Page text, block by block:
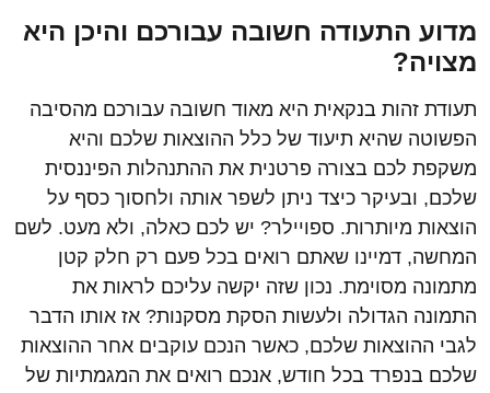
מדוע התעודה חשובה עבורכם והיכן היא
מצויה?
תעודת זהות בנקאית היא מאוד חשובה עבורכם מהסיבה
הפשוטה שהיא תיעוד של כלל ההוצאות שלכם והיא
משקפת לכם בצורה פרטנית את ההתנהלות הפיננסית
שלכם, ובעיקר כיצד ניתן לשפר אותה ולחסוך כסף על
הוצאות מיותרות. ספויילר? יש לכם כאלה, ולא מעט. לשם
המחשה, דמיינו שאתם רואים בכל פעם רק חלק קטן
מתמונה מסוימת. נכון שזה יקשה עליכם לראות את
התמונה הגדולה ולעשות הסקת מסקנות? אז אותו הדבר
לגבי ההוצאות שלכם, כאשר הנכם עוקבים אחר ההוצאות
שלכם בנפרד בכל חודש, אנכם רואים את המגמתיות של